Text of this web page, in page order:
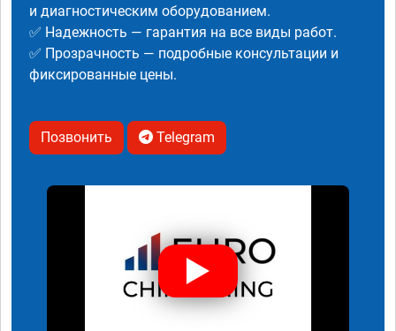
и диагностическим оборудованием.
✅ Надежность — гарантия на все виды работ.
✅ Прозрачность — подробные консультации и
фиксированные цены.
Позвонить Telegram